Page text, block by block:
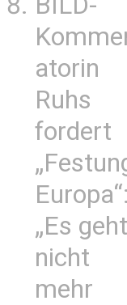
atorin
Ruhs
fordert
Europa“:
„Es geht
nicht
mehr